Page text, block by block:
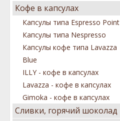
Кофе в капсулах
Капсулы типа Espresso Point
Капсулы типа Nespresso
Капсулы кофе типа Lavazza
Blue
ILLY - кофе в капсулах
Lavazza - кофе в капсулах
Gimoka - кофе в капсулах
Сливки, горячий шоколад